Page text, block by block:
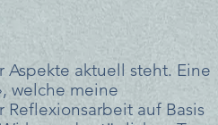
aktuell steht. Eine
welche meine
auf Basis